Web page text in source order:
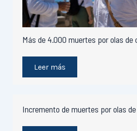
Más de 4.000 muertes por olas de
Leer más
Incremento de muertes por olas